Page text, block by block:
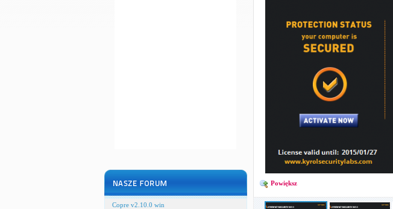
Copre v2.10.0 win
Powiększ